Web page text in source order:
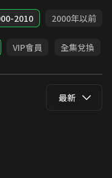
2010 2000年以前
VIP會員 全集兌換
最新